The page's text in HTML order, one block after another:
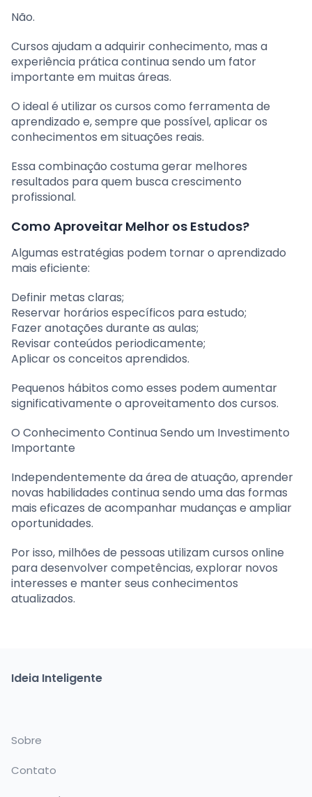
Não.
Cursos ajudam a adquirir conhecimento, mas a
experiência prática continua sendo um fator
importante em muitas áreas.
O ideal é utilizar os cursos como ferramenta de
aprendizado e, sempre que possível, aplicar os
conhecimentos em situações reais.
Essa combinação costuma gerar melhores
resultados para quem busca crescimento
profissional.
Como Aproveitar Melhor os Estudos?
Algumas estratégias podem tornar o aprendizado
mais eficiente:
Definir metas claras;
Reservar horários específicos para estudo;
Fazer anotações durante as aulas;
Revisar conteúdos periodicamente;
Aplicar os conceitos aprendidos.
Pequenos hábitos como esses podem aumentar
significativamente o aproveitamento dos cursos.
O Conhecimento Continua Sendo um Investimento
Importante
Independentemente da área de atuação, aprender
novas habilidades continua sendo uma das formas
mais eficazes de acompanhar mudanças e ampliar
oportunidades.
Por isso, milhões de pessoas utilizam cursos online
para desenvolver competências, explorar novos
interesses e manter seus conhecimentos
atualizados.
Ideia Inteligente
Sobre
Contato